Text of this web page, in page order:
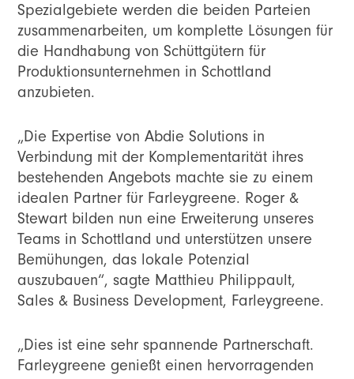
Spezialgebiete werden die beiden Parteien
zusammenarbeiten, um komplette Lösungen für
die Handhabung von Schüttgütern für
Produktionsunternehmen in Schottland
anzubieten.
„Die Expertise von Abdie Solutions in
Verbindung mit der Komplementarität ihres
bestehenden Angebots machte sie zu einem
idealen Partner für Farleygreene. Roger &
Stewart bilden nun eine Erweiterung unseres
Teams in Schottland und unterstützen unsere
Bemühungen, das lokale Potenzial
auszubauen“, sagte Matthieu Philippault,
Sales & Business Development, Farleygreene.
„Dies ist eine sehr spannende Partnerschaft.
Farleygreene genießt einen hervorragenden